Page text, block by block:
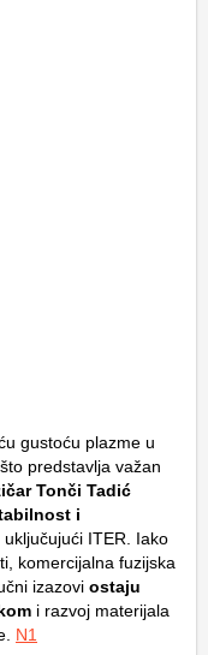
gustoću plazme u
predstavlja važan
Tonči Tadić
i
ITER. Iako
komercijalna fuzijska
izazovi ostaju
i razvoj materijala
N1